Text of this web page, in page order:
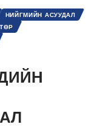
НИЙГМИЙН АСУУДАЛ